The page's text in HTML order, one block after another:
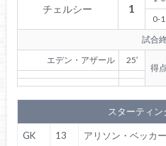
チェルシー 1
0-1
試合
エデン・アザール
25′
得点
スターティン
GK 13 アリソン・ベッカー